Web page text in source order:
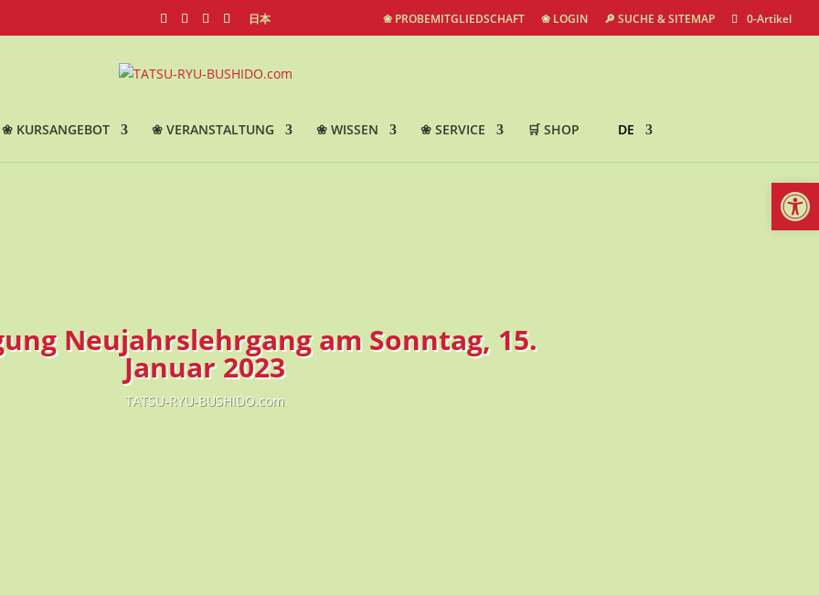
日本 ❀ PROBEMITGLIEDSCHAFT ❀ LOGIN 🔎 SUCHE & SITEMAP 0-Artikel
❀ KURSANGEBOT ❀ VERANSTALTUNG ❀ WISSEN ❀ SERVICE 🛒 SHOP DE
Neujahrslehrgang am Sonntag, 15.
Januar 2023
TATSU-RYU-BUSHIDO.com